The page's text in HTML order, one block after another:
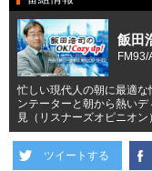
飯田
忙しい現代人の朝に最適
ンテーターと朝から熱い
見（リスナーズオピニオン
ツイートする